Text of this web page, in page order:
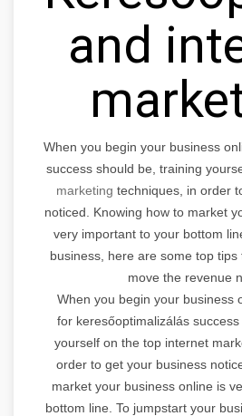
and
When you begin your business
success should be, training
marketing techniques, in order
noticed. Knowing how to market
very important to your bottom
business, here are some top
move the revenue
When you begin your business
for keresőoptimalizálás
yourself on the top internet
order to get your business
market your business online is
bottom line. To jumpstart your